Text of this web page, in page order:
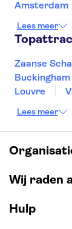
Amsterdam
Den Haag
Haarlem
Lees meer
Zaanse
Buckingham
Louvre
Tower of
Moulin
Edinburgh
Alhambra
Lees meer
Wij raden
Hulp